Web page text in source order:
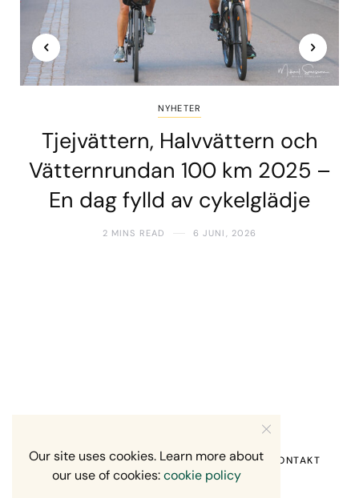
NYHETER
Tjejvättern, Halvvättern och
Vätternrundan 100 km 2025 –
En dag fylld av cykelglädje
2 MINS READ 6 JUNI, 2026
HEM OM MIG RECENSION OM MIG KONTAKT
Our site uses cookies. Learn more about
our use of cookies:cookie policy